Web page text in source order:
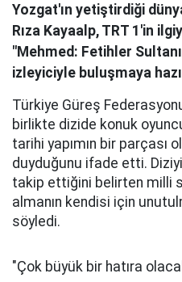
Yozgat'ın yetiştirdiği
Rıza Kayaalp, TRT 1'in
"Mehmed: Fetihler
izleyiciyle buluşmaya
Türkiye Güreş
birlikte dizide konuk
tarihi yapımın bir parçası
duyduğunu ifade etti.
takip ettiğini belirten milli
almanın kendisi için
söyledi.
"Çok büyük bir hatıra